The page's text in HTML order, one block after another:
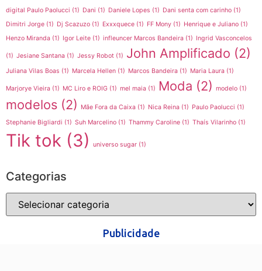
digital Paulo Paolucci (1) Dani (1) Daniele Lopes (1) Dani senta com carinho (1)
Dimitri Jorge (1) Dj Scazuzo (1) Exxxquece (1) FF Mony (1) Henrique e Juliano (1)
Henzo Miranda (1) Igor Leite (1) infleuncer Marcos Bandeira (1) Ingrid Vasconcelos
(1) Jesiane Santana (1) Jessy Robot (1) John Amplificado (2)
Juliana Vilas Boas (1) Marcela Hellen (1) Marcos Bandeira (1) Maria Laura (1)
Marjorye Vieira (1) MC Liro e ROIG (1) mel maia (1) Moda (2) modelo (1)
modelos (2) Mãe Fora da Caixa (1) Nica Reina (1) Paulo Paolucci (1)
Stephanie Bigliardi (1) Suh Marcelino (1) Thammy Caroline (1) Thaís Vilarinho (1)
Tik tok (3) universo sugar (1)
Categorias
Publicidade